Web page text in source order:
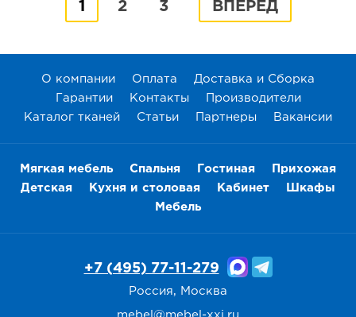
1 2 3 ВПЕРЕД
О компании Оплата
Доставка и Сборка
Гарантии
Контакты
Производители
Каталог тканей
Статьи Партнеры Вакансии
Мягкая мебель Спальня Гостиная
Прихожая
Детская
Кухня и столовая Кабинет
Шкафы
Мебель
+7 (495) 77-11-279
Россия, Москва